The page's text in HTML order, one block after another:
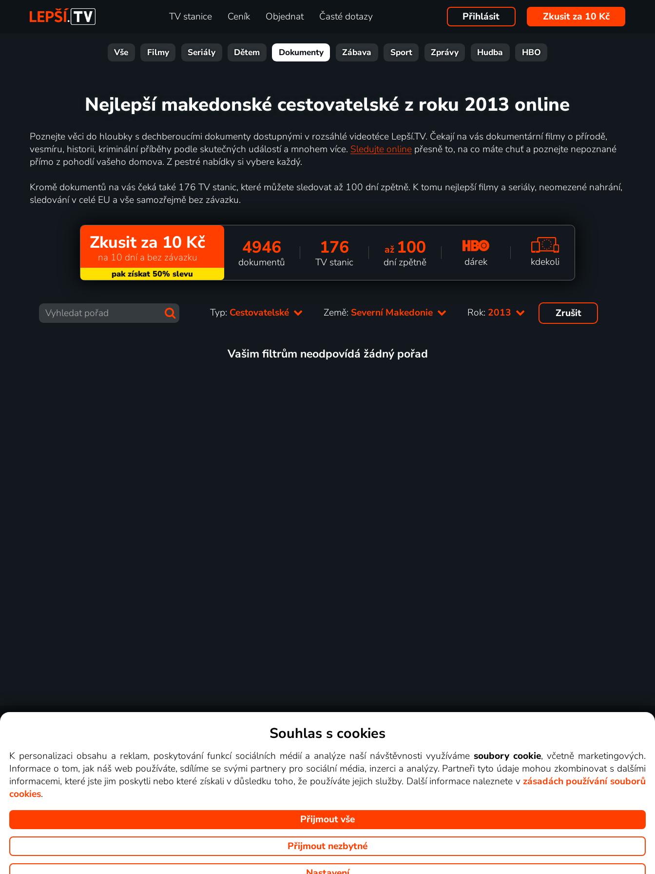
TV stanice Ceník Objednat Časté dotazy Přihlásit Zkusit za 10 Kč
Vše Filmy Seriály Dětem Dokumenty Zábava Sport Zprávy Hudba HBO
Nejlepší makedonské cestovatelské z roku 2013 online
Poznejte věci do hloubky s dechberoucími dokumenty dostupnými v rozsáhlé videotéce Lepší.TV. Čekají na vás dokumentární filmy o přírodě,
vesmíru, historii, kriminální příběhy podle skutečných událostí a mnohem více. Sledujte onlinepřesně to, na co máte chuť a poznejte nepoznané
přímo z pohodlí vašeho domova. Z pestré nabídky si vybere každý.
Kromě dokumentů na vás čeká také 176 TV stanic, které můžete sledovat až 100 dní zpětně. K tomu nejlepší filmy a seriály, neomezené nahrání,
sledování v celé EU a vše samozřejmě bez závazku.
Zkusit za 10 Kč
na 10 dní a bez závazku 4946
dokumentů
176
TV stanic
až 100
dní zpětně dárek kdekoli
Typ: Cestovatelské Země: Severní Makedonie Rok: 2013 Zrušit
Vašim filtrům neodpovídá žádný pořad
Videotéka
Copyright © goNET s.r.o. Na tomto webu jsou zobrazovány obrázky z pořadů TV stanic, které můžete sledovat v Lepší.TV.
Souhlas s cookies
K personalizaci obsahu a reklam, poskytování funkcí sociálních médií a analýze naší návštěvnosti využívámesoubory cookie, včetně marketingových.
Informace o tom, jak náš web používáte, sdílíme se svými partnery pro sociální média, inzerci a analýzy. Partneři tyto údaje mohou zkombinovat s dalšími
informacemi, které jste jim poskytli nebo které získali v důsledku toho, že používáte jejich služby. Další informace naleznete v zásadách používání souborů
cookies.
Přijmout vše
Přijmout nezbytné